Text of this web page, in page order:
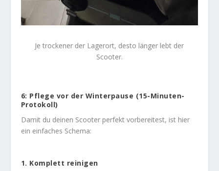
Je trockener der Lagerort, desto länger lebt der
Scooter.
6: Pflege vor der Winterpause (15-Minuten-
Protokoll)
Damit du deinen Scooter perfekt vorbereitest, ist hier
ein einfaches Schema:
1. Komplett reinigen